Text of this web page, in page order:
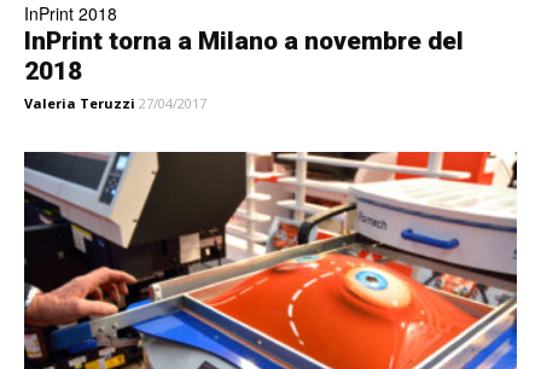
InPrint 2018
InPrint torna a Milano a novembre del
2018
Valeria Teruzzi 27/04/2017